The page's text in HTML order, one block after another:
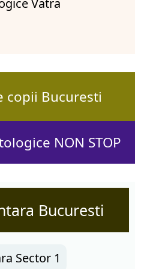
Vatra
copii Bucuresti
NON STOP
Bucuresti
Sector 1